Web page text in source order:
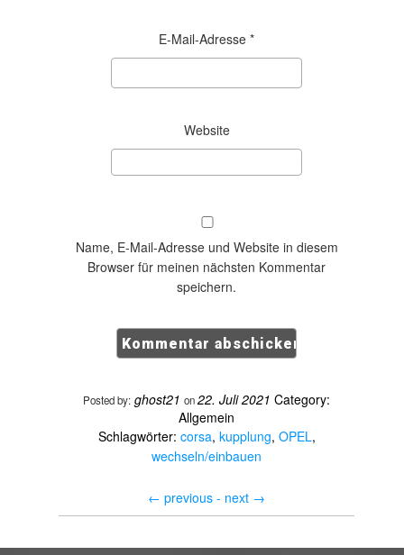
E-Mail-Adresse *
Website
Name, E-Mail-Adresse und Website in diesem
Browser für meinen nächsten Kommentar
speichern.
Posted by: ghost21 on22. Juli 2021 Category:
Allgemein
Schlagwörter: corsa, kupplung, OPEL,
wechseln/einbauen
← previous - next →